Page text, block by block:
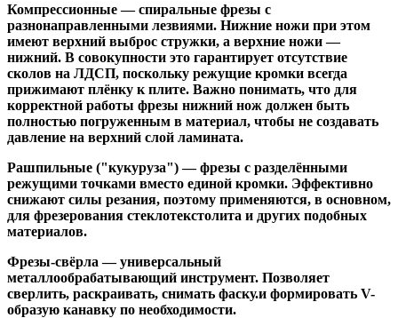
Компрессионные— спиральные фрезы с
разнонаправленными лезвиями. Нижние ножи при этом
имеют верхний выброс стружки, а верхние ножи —
нижний. В совокупности это гарантирует отсутствие
сколов на ЛДСП, поскольку режущие кромки всегда
прижимают плёнку к плите. Важно понимать, что для
корректной работы фрезы нижний нож должен быть
полностью погруженным в материал, чтобы не создавать
давление на верхний слой ламината.
Рашпильные ("кукуруза")— фрезы с разделёнными
режущими точками вместо единой кромки. Эффективно
снижают силы резания, поэтому применяются, в основном,
для фрезерования стеклотекстолита и других подобных
материалов.
Фрезы-свёрла — универсальный
металлообрабатывающий инструмент. Позволяет
сверлить, раскраивать, снимать фаску.и формировать V-
образую канавку по необходимости.